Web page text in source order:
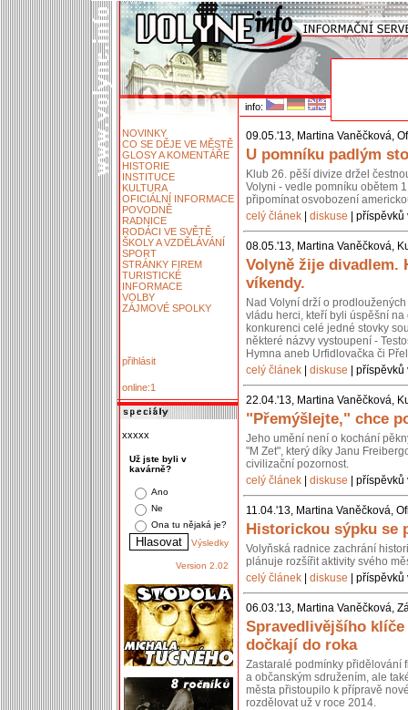
info:
NOVINKY
CO SE DĚJE VE MĚSTĚ
GLOSY A KOMENTÁŘE
HISTORIE
INSTITUCE
KULTURA
OFICIÁLNÍ INFORMACE
POVODNĚ
RADNICE
RODÁCI VE SVĚTĚ
ŠKOLY A VZDĚLÁVÁNÍ
SPORT
STRÁNKY FIREM
TURISTICKÉ
INFORMACE
VOLBY
ZÁJMOVÉ SPOLKY
přihlásit
online:1
xxxxx
Už jste byli v
kavárně?
Ano
Ne
Ona tu nějaká je?
Výsledky
Version 2.02
09.05.'13, Martina Vaněčková,
U pomníku padlým
Klub 26. pěší divize držel
Volyni - vedle pomníku obětem
připomínat osvobození
celý článek
diskuse |
08.05.'13, Martina Vaněčková,
Volyně žije divadlem.
víkendy.
Nad Volyní drží o
vládu herci, kteří byli úspěšní
konkurenci celé jedné stovky
některé názvy vystoupení -
Hymna aneb Urfidlovačka či
celý článek
diskuse |
22.04.'13, Martina Vaněčková,
"Přemýšlejte," chce
Jeho umění není o kochání
"M Zet", který díky Janu
civilizační pozornost.
celý článek
diskuse |
11.04.'13, Martina Vaněčková,
Historickou sýpku se
Volyňská radnice zachrání
plánuje rozšířit aktivity svého
celý článek
diskuse |
06.03.'13, Martina Vaněčková,
Spravedlivějšího
dočkají do roka
Zastaralé podmínky přidělování
a občanským sdružením, ale
města přistoupilo k přípravě
rozdělovat už v roce 2014.